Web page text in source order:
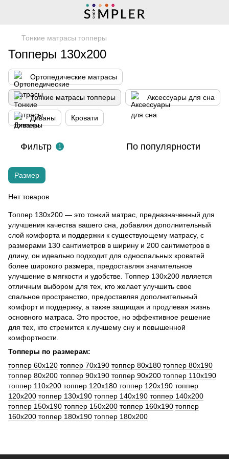
Тонкие матрасы топперы
Топперы 130x200
Ортопедические матрасы
Тонкие матрасы топперы Аксессуары для сна
Диваны Кровати
Фильтр 1 По популярности
Размер
Нет товаров
Топпер 130х200 — это тонкий матрас, предназначенный для
улучшения качества вашего сна, добавляя дополнительный
слой комфорта и поддержки к существующему матрасу, с
размерами 130 сантиметров в ширину и 200 сантиметров в
длину, он идеально подходит для односпальных кроватей
более широкого размера, предоставляя значительное
улучшение в мягкости и удобстве. Топпер 130x200 является
отличным выбором для тех, кто желает улучшить свое
спальное пространство, предоставляя дополнительный
комфорт и поддержку, а также защищая и продлевая жизнь
основного матраса. Это простое, но эффективное решение
для тех, кто стремится к лучшему сну и повышенной
комфортности.
Топперы по размерам:
топпер 60x120 топпер 70x190 топпер 80x180 топпер 80x190
топпер 80x200 топпер 90x190 топпер 90x200 топпер 110x190
топпер 110x200 топпер 120x180 топпер 120x190 топпер
120x200 топпер 130x190 топпер 140x190 топпер 140x200
топпер 150x190 топпер 150x200 топпер 160x190 топпер
160x200 топпер 180x190 топпер 180x200